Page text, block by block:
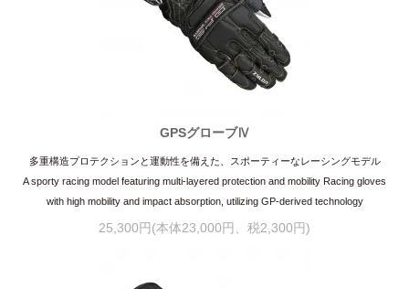
GPSグローブⅣ
多重構造プロテクションと運動性を備えた、スポーティーなレーシングモデル
A sporty racing model featuring multi-layered protection and mobility Racing gloves
with high mobility and impact absorption, utilizing GP-derived technology
25,300円(本体23,000円、税2,300円)